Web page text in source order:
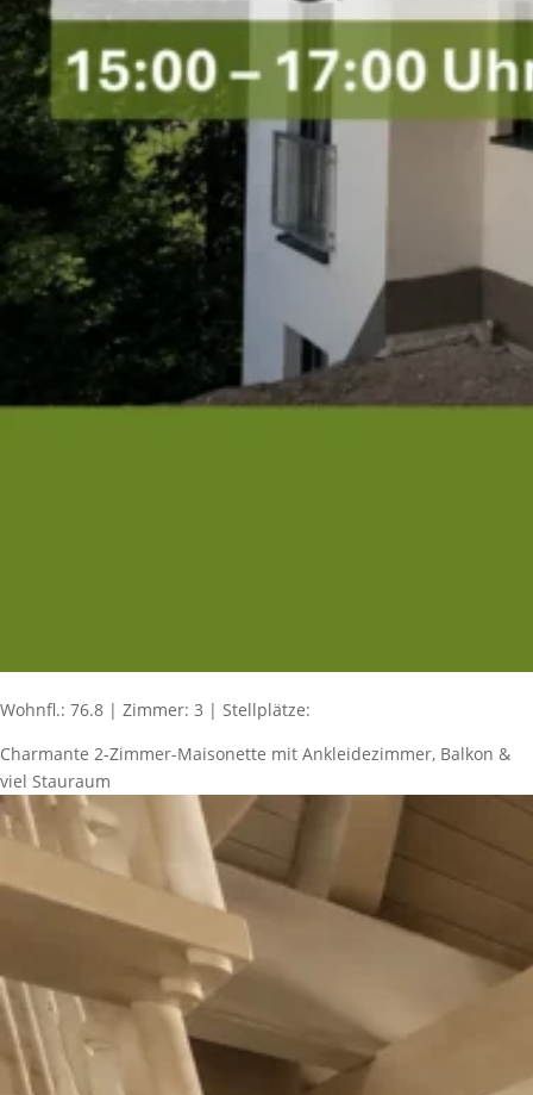
Wohnfl.: 76.8 | Zimmer: 3 | Stellplätze:
Charmante 2-Zimmer-Maisonette mit Ankleidezimmer, Balkon &
viel Stauraum